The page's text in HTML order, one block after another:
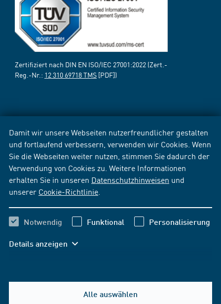
Damit wir unsere Webseiten nutzerfreundlicher gestalten
und fortlaufend verbessern, verwenden wir Cookies. Wenn
Sie die Webseiten weiter nutzen, stimmen Sie dadurch der
Verwendung von Cookies zu. Weitere Informationen
erhalten Sie in unseren Datenschutzhinweisen und
unserer Cookie-Richtlinie
Notwendig Funktional Personalisierung
Details anzeigen
Alle auswählen
Zertifiziert nach DIN EN ISO/IEC 27001:2022 (Zert.-
Reg.-Nr.: 12 310 69718 TMS [PDF])